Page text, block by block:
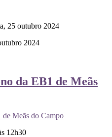
25 outubro 2024
2024
da EB1 de Meãs
12h30